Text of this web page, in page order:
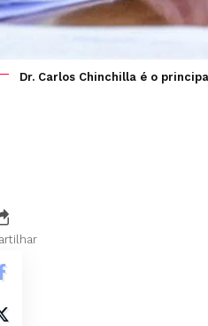
Dr. Carlos Chinchilla é o